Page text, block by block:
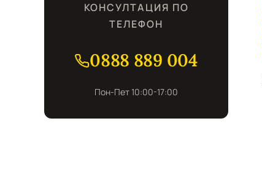
КОНСУЛТАЦИЯ ПО
ТЕЛЕФОН
0888 889 004
Пон-Пет 10:00-17:00